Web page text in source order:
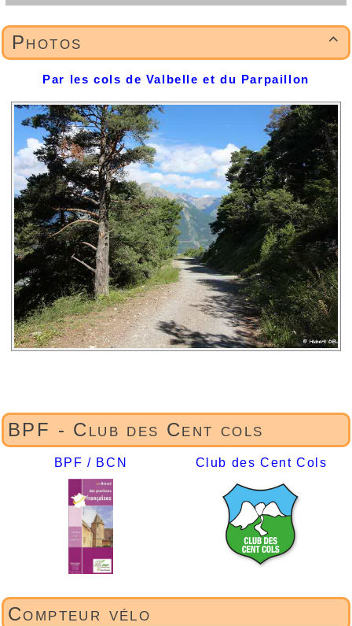

Photos
Par les cols de Valbelle et du Parpaillon
BPF - Club des Cent cols
BPF / BCN Club des Cent Cols
Compteur vélo